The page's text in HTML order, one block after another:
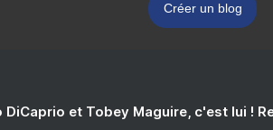
Créer un blog
DiCaprio et Tobey Maguire, c'est lui !